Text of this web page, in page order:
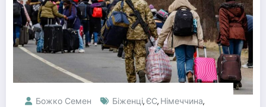
Божко Семен Біженці, ЄС, Німеччина,